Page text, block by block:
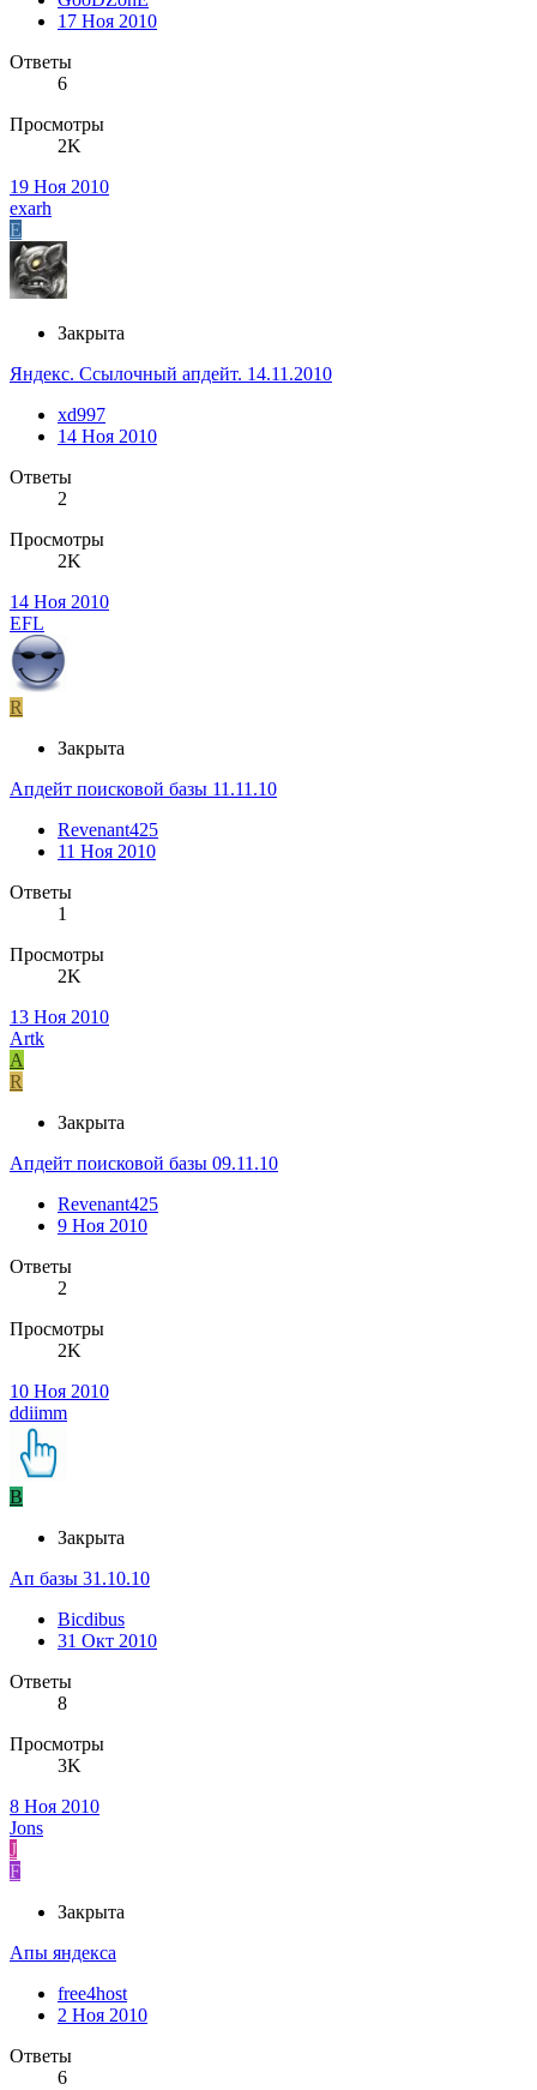
17 Ноя 2010
Ответы
6
Просмотры
2K
19 Ноя 2010
exarh
E
Закрыта
Яндекс. Ссылочный апдейт. 14.11.2010
xd997
14 Ноя 2010
Ответы
2
Просмотры
2K
14 Ноя 2010
EFL
R
Закрыта
Апдейт поисковой базы 11.11.10
Revenant425
11 Ноя 2010
Ответы
1
Просмотры
2K
13 Ноя 2010
Artk
A
R
Закрыта
Апдейт поисковой базы 09.11.10
Revenant425
9 Ноя 2010
Ответы
2
Просмотры
2K
10 Ноя 2010
ddiimm
B
Закрыта
Ап базы 31.10.10
Bicdibus
31 Окт 2010
Ответы
8
Просмотры
3K
8 Ноя 2010
Jons
J
F
Закрыта
Апы яндекса
free4host
2 Ноя 2010
Ответы
6